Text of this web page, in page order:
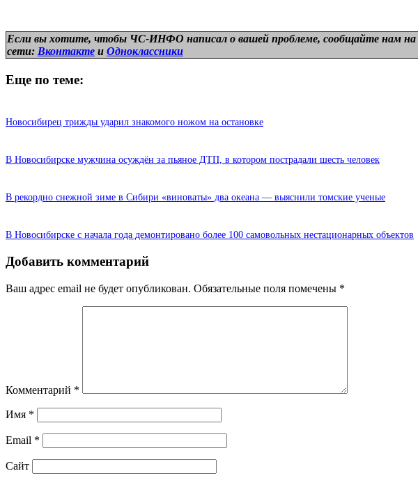
Если вы хотите, чтобы ЧС-ИНФО написал о вашей проблеме, сообщайте нам на
сети: Вконтакте и Одноклассники
Еще по теме:
Новосибирец трижды ударил знакомого ножом на остановке
В Новосибирске мужчина осуждён за пьяное ДТП, в котором пострадали шесть человек
В рекордно снежной зиме в Сибири «виноваты» два океана — выяснили томские ученые
В Новосибирске с начала года демонтировано более 100 самовольных нестационарных объектов
Добавить комментарий
Ваш адрес email не будет опубликован. Обязательные поля помечены *
Комментарий *
Имя *
Email *
Сайт